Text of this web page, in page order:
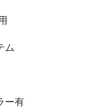
ム
ー有